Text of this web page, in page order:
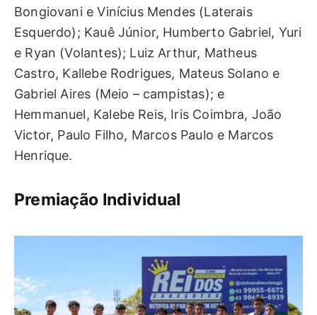
Bongiovani e Vinícius Mendes (Laterais
Esquerdo); Kauê Júnior, Humberto Gabriel, Yuri
e Ryan (Volantes); Luiz Arthur, Matheus
Castro, Kallebe Rodrigues, Mateus Solano e
Gabriel Aires (Meio – campistas); e
Hemmanuel, Kalebe Reis, Iris Coimbra, João
Victor, Paulo Filho, Marcos Paulo e Marcos
Henrique.
Premiação Individual